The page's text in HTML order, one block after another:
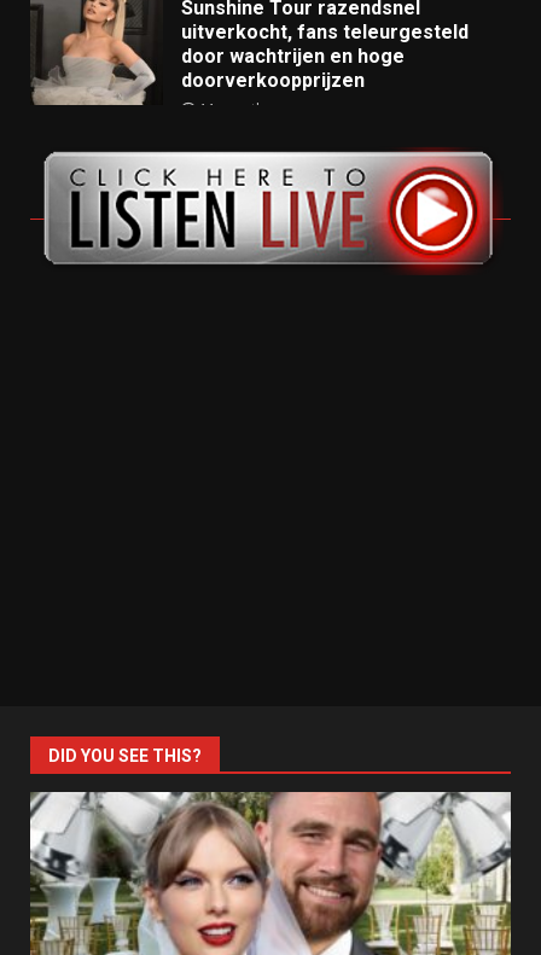
Sunshine Tour razendsnel
uitverkocht, fans teleurgesteld
door wachtrijen en hoge
doorverkoopprijzen
11 months ago
DID YOU SEE THIS?